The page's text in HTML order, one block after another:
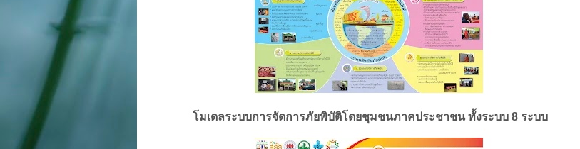
โมเดลระบบการจัดการภัยพิบัติโดยชุมชนภาคประชาชน ทั้งระบบ 8 ระบบ